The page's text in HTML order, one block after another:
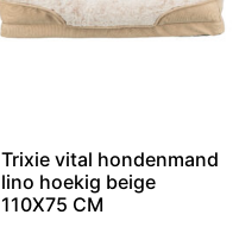
Trixie vital hondenmand
lino hoekig beige
110X75 CM